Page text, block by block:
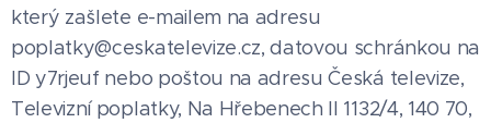
který zašlete e-mailem na adresu
poplatky@ceskatelevize.cz, datovou schránkou na
ID y7rjeuf nebo poštou na adresu Česká televize,
Televizní poplatky, Na Hřebenech II 1132/4, 140 70,